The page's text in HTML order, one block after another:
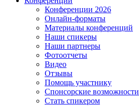
Конференции 2026
Онлайн-форматы
Материалы конференций
Наши спикеры
Наши партнеры
Фотоотчеты
Видео
Отзывы
Помощь участнику
Спонсорские возможности
Стать спикером